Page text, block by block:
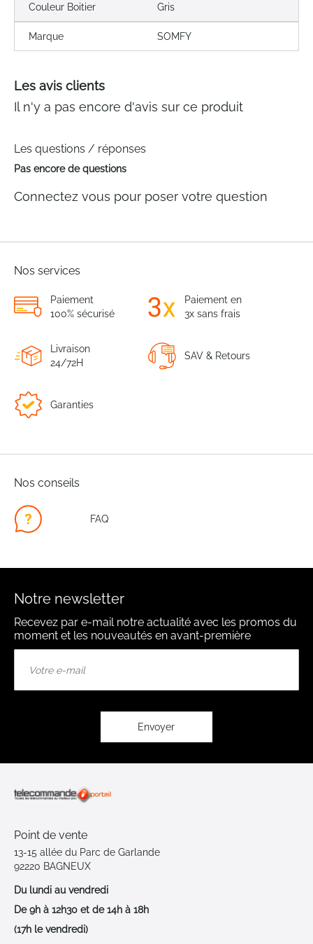
Couleur Boitier Gris
Marque SOMFY
Les avis clients
Il n'y a pas encore d'avis sur ce produit
Les questions / réponses
Pas encore de questions
Connectez vous pour poser votre question
Nos services
Paiement
100% sécurisé
Paiement en
3x sans frais
Livraison
24/72H
SAV & Retours
Garanties
Nos conseils
FAQ
Notre newsletter
Recevez par e-mail notre actualité avec les promos du
moment et les nouveautés en avant-première
Envoyer
Point de vente
13-15 allée du Parc de Garlande
92220 BAGNEUX
Du lundi au vendredi
De 9h à 12h30 et de 14h à 18h
(17h le vendredi)